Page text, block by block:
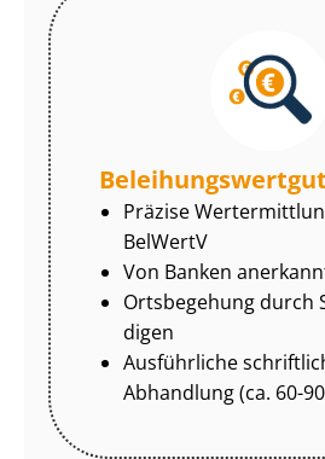
Präzise
BelWertV
Von Banken
Ortsbegehung durch
di­gen
Ausführliche
Abhandlung (ca. 60-